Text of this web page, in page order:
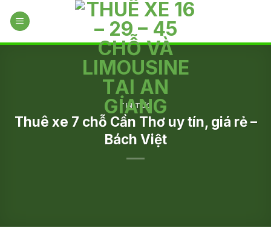
TIN TỨC
Thuê xe 7 chỗ Cần Thơ uy tín, giá rẻ –
Bách Việt